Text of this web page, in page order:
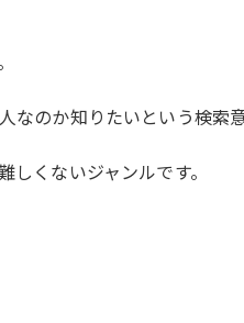
のか知りたいという検索
くないジャンルです。